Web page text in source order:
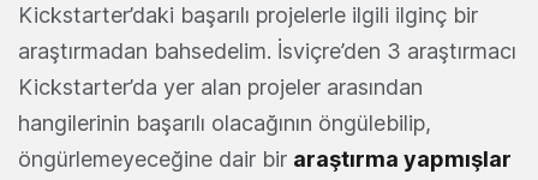
Kickstarter’daki başarılı projelerle ilgili ilginç bir
araştırmadan bahsedelim. İsviçre’den 3 araştırmacı
Kickstarter’da yer alan projeler arasından
hangilerinin başarılı olacağının öngülebilip,
öngürlemeyeceğine dair bir araştırma yapmışlar